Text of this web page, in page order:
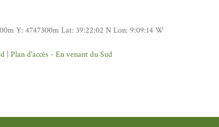
Y: 4747300m Lat: 39:22:02 N Lon: 9:09:14 W
| Plan d'accès - En venant du Sud